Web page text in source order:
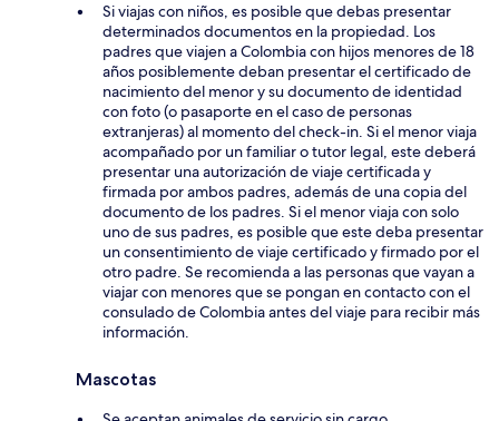
Si viajas con niños, es posible que debas presentar
determinados documentos en la propiedad. Los
padres que viajen a Colombia con hijos menores de 18
años posiblemente deban presentar el certificado de
nacimiento del menor y su documento de identidad
con foto (o pasaporte en el caso de personas
extranjeras) al momento del check-in. Si el menor viaja
acompañado por un familiar o tutor legal, este deberá
presentar una autorización de viaje certificada y
firmada por ambos padres, además de una copia del
documento de los padres. Si el menor viaja con solo
uno de sus padres, es posible que este deba presentar
un consentimiento de viaje certificado y firmado por el
otro padre. Se recomienda a las personas que vayan a
viajar con menores que se pongan en contacto con el
consulado de Colombia antes del viaje para recibir más
información.
Mascotas